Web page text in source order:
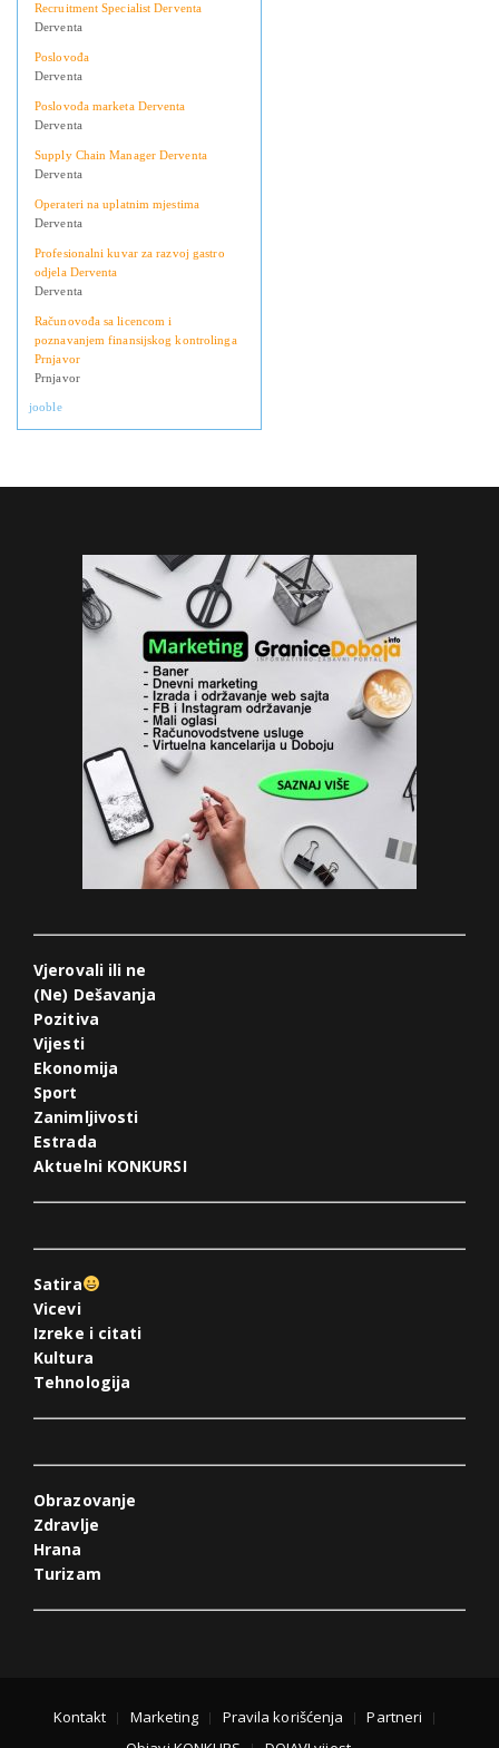
Recruitment Specialist Derventa
Derventa
Poslovođa
Derventa
Poslovođa marketa Derventa
Derventa
Supply Chain Manager Derventa
Derventa
Operateri na uplatnim mjestima
Derventa
Profesionalni kuvar za razvoj gastro
odjela Derventa
Derventa
Računovođa sa licencom i
poznavanjem finansijskog kontrolinga
Prnjavor
Prnjavor
jooble
Vjerovali ili ne
(Ne) Dešavanja
Pozitiva
Vijesti
Ekonomija
Sport
Zanimljivosti
Estrada
Aktuelni KONKURSI
Satira
Vicevi
Izreke i citati
Kultura
Tehnologija
Obrazovanje
Zdravlje
Hrana
Turizam
Kontakt Marketing Pravila korišćenja
Partneri